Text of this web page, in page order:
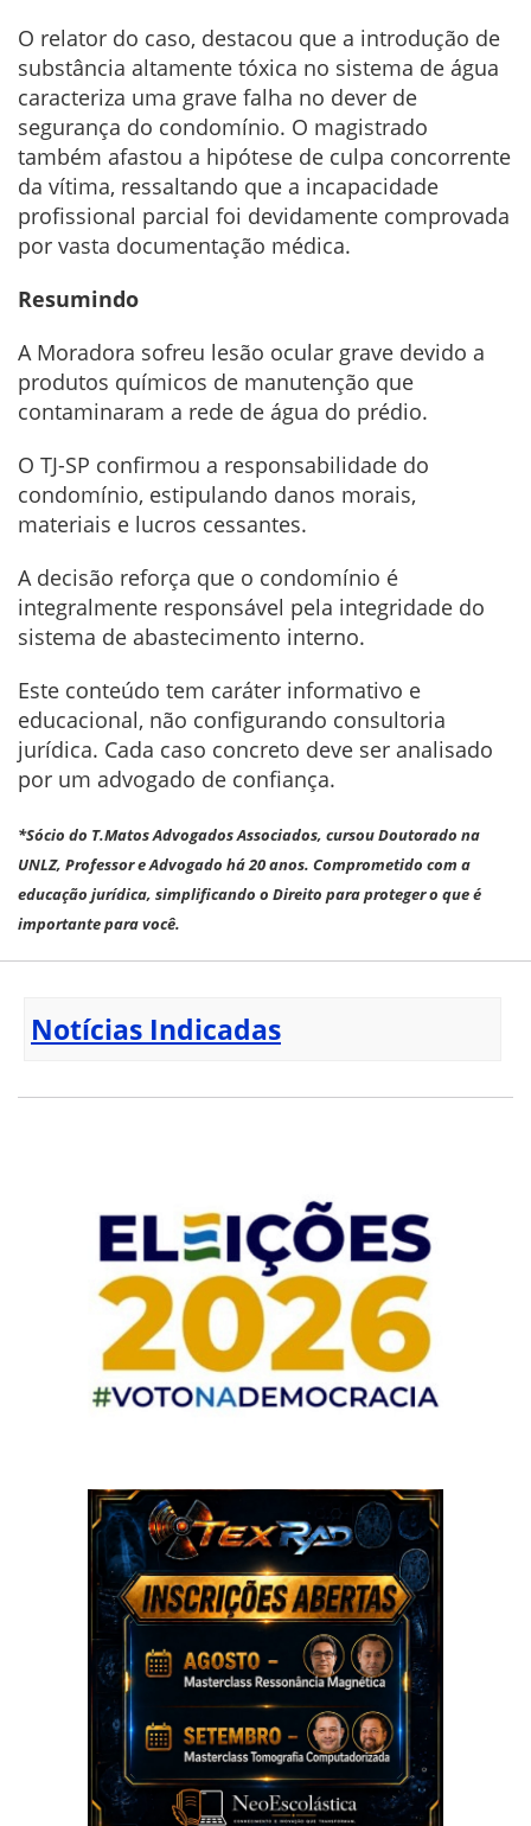
O relator do caso, destacou que a introdução de
substância altamente tóxica no sistema de água
caracteriza uma grave falha no dever de
segurança do condomínio. O magistrado
também afastou a hipótese de culpa concorrente
da vítima, ressaltando que a incapacidade
profissional parcial foi devidamente comprovada
por vasta documentação médica.
Resumindo
A Moradora sofreu lesão ocular grave devido a
produtos químicos de manutenção que
contaminaram a rede de água do prédio.
O TJ-SP confirmou a responsabilidade do
condomínio, estipulando danos morais,
materiais e lucros cessantes.
A decisão reforça que o condomínio é
integralmente responsável pela integridade do
sistema de abastecimento interno.
Este conteúdo tem caráter informativo e
educacional, não configurando consultoria
jurídica. Cada caso concreto deve ser analisado
por um advogado de confiança.
*Sócio do T.Matos Advogados Associados, cursou Doutorado na
UNLZ, Professor e Advogado há 20 anos. Comprometido com a
educação jurídica, simplificando o Direito para proteger o que é
importante para você.
Notícias Indicadas